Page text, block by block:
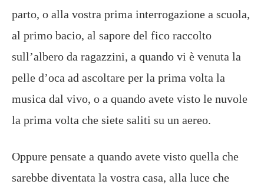
parto, o alla vostra prima interrogazione a scuola,
al primo bacio, al sapore del fico raccolto
sull’albero da ragazzini, a quando vi è venuta la
pelle d’oca ad ascoltare per la prima volta la
musica dal vivo, o a quando avete visto le nuvole
la prima volta che siete saliti su un aereo.
Oppure pensate a quando avete visto quella che
sarebbe diventata la vostra casa, alla luce che